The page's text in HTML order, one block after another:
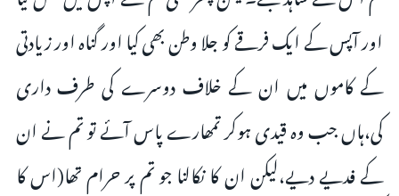
اور آپس کے ایک فرقے کو جلا وطن بھی کیا اور گناہ اور زیادتی
کے کاموں میں ان کے خلاف دوسرے کی طرف داری
کی،ہاں جب وہ قیدی ہوکر تمھارے پاس آئے تو تم نے ان
کے فدیے دیے،لیکن ان کا نکالنا جو تم پر حرام تھا(اس کا